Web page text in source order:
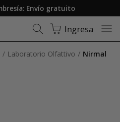
Envío gratuito
Ingresa
Laboratorio Olfattivo Nirmal